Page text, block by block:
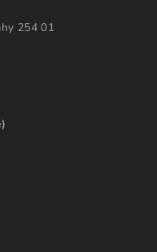
254 01